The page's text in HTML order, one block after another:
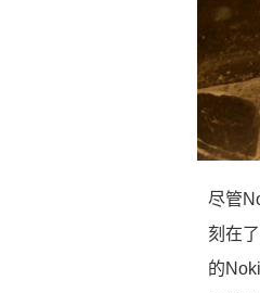
尽管
刻在
的